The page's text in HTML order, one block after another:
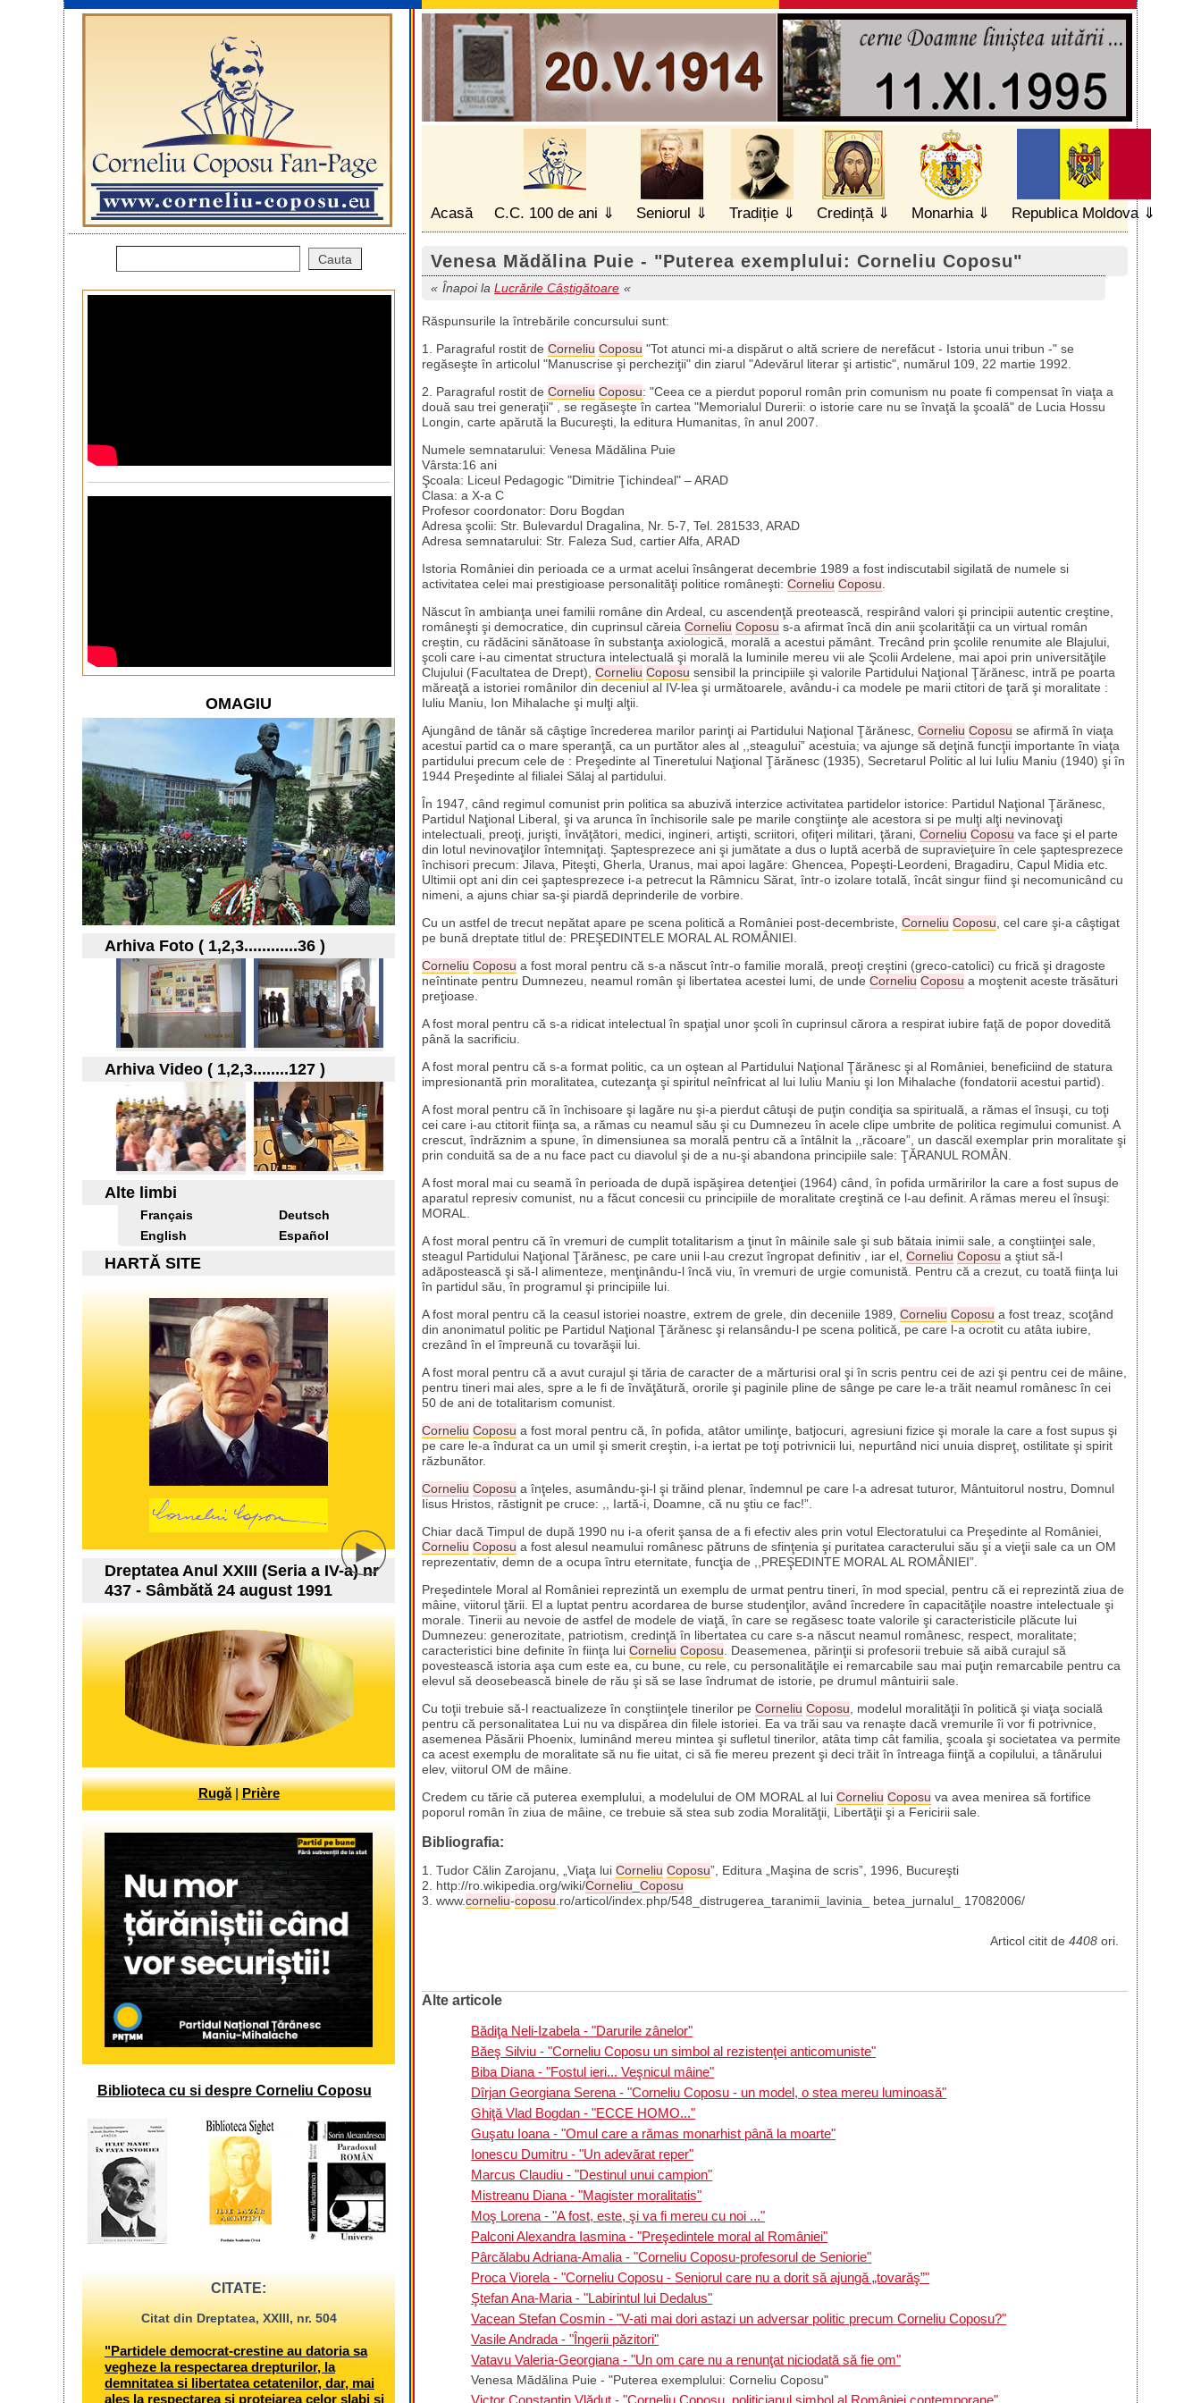
Acasă C.C. 100 de ani Seniorul Tradiție Credință Monarhia Republica Moldova
Venesa Mădălina Puie - "Puterea exemplului: Corneliu Coposu"
Înapoi la Lucrările Câștigătoare
Răspunsurile la întrebările concursului sunt:
1. Paragraful rostit de Corneliu Coposu "Tot atunci mi-a dispărut o altă scriere de nerefăcut - Istoria unui tribun -" se
regăseşte în articolul "Manuscrise şi percheziţii" din ziarul "Adevărul literar şi artistic", numărul 109, 22 martie 1992.
2. Paragraful rostit de Corneliu Coposu: "Ceea ce a pierdut poporul român prin comunism nu poate fi compensat în viaţa a
două sau trei generaţii" , se regăseşte în cartea "Memorialul Durerii: o istorie care nu se învaţă la şcoală" de Lucia Hossu
Longin, carte apărută la Bucureşti, la editura Humanitas, în anul 2007.
Numele semnatarului: Venesa Mădălina Puie
Vârsta:16 ani
Şcoala: Liceul Pedagogic "Dimitrie Ţichindeal" – ARAD
Clasa: a X-a C
Profesor coordonator: Doru Bogdan
Adresa şcolii: Str. Bulevardul Dragalina, Nr. 5-7, Tel. 281533, ARAD
Adresa semnatarului: Str. Faleza Sud, cartier Alfa, ARAD
Istoria României din perioada ce a urmat acelui însângerat decembrie 1989 a fost indiscutabil sigilată de numele si
activitatea celei mai prestigioase personalităţi politice româneşti: Corneliu Coposu
Născut în ambianţa unei familii române din Ardeal, cu ascendenţă preotească, respirând valori şi principii autentic creştine,
româneşti şi democratice, din cuprinsul căreia Corneliu Coposu s-a afirmat încă din anii şcolarităţii ca un virtual român
creştin, cu rădăcini sănătoase în substanţa axiologică, morală a acestui pământ. Trecând prin şcolile renumite ale Blajului,
şcoli care i-au cimentat structura intelectuală şi morală la luminile mereu vii ale Şcolii Ardelene, mai apoi prin universităţile
Clujului (Facultatea de Drept), Corneliu Coposu sensibil la principiile şi valorile Partidului Naţional Ţărănesc, intră pe poarta
măreaţă a istoriei românilor din deceniul al IV-lea şi următoarele, avându-i ca modele pe marii ctitori de ţară şi moralitate :
Iuliu Maniu, Ion Mihalache şi mulţi alţii.
Ajungând de tânăr să câştige încrederea marilor parinţi ai Partidului Naţional Ţărănesc, Corneliu Coposu se afirmă în viaţa
acestui partid ca o mare speranţă, ca un purtător ales al ,,steagului” acestuia; va ajunge să deţină funcţii importante în viaţa
partidului precum cele de : Preşedinte al Tineretului Naţional Ţărănesc (1935), Secretarul Politic al lui Iuliu Maniu (1940) şi în
1944 Preşedinte al filialei Sălaj al partidului.
În 1947, când regimul comunist prin politica sa abuzivă interzice activitatea partidelor istorice: Partidul Naţional Ţărănesc,
Partidul Naţional Liberal, şi va arunca în închisorile sale pe marile conştiinţe ale acestora si pe mulţi alţi nevinovaţi
intelectuali, preoţi, jurişti, învăţători, medici, ingineri, artişti, scriitori, ofiţeri militari, ţărani, Corneliu Coposu va face şi el parte
din lotul nevinovaţilor întemniţaţi. Şaptesprezece ani şi jumătate a dus o luptă acerbă de supravieţuire în cele şaptesprezece
închisori precum: Jilava, Piteşti, Gherla, Uranus, mai apoi lagăre: Ghencea, Popeşti-Leordeni, Bragadiru, Capul Midia etc.
Ultimii opt ani din cei şaptesprezece i-a petrecut la Râmnicu Sărat, într-o izolare totală, încât singur fiind şi necomunicând cu
nimeni, a ajuns chiar sa-şi piardă deprinderile de vorbire.
Cu un astfel de trecut nepătat apare pe scena politică a României post-decembriste, Corneliu Coposu , cel care şi-a câştigat
pe bună dreptate titlul de: PREŞEDINTELE MORAL AL ROMÂNIEI.
Corneliu Coposu a fost moral pentru că s-a născut într-o familie morală, preoţi creştini (greco-catolici) cu frică şi dragoste
neîntinate pentru Dumnezeu, neamul român şi libertatea acestei lumi, de unde Corneliu Coposu a moştenit aceste trăsături
preţioase.
A fost moral pentru că s-a ridicat intelectual în spaţial unor şcoli în cuprinsul cărora a respirat iubire faţă de popor dovedită
până la sacrificiu.
A fost moral pentru că s-a format politic, ca un oştean al Partidului Naţional Ţărănesc şi al României, beneficiind de statura
impresionantă prin moralitatea, cutezanţa şi spiritul neînfricat al lui Iuliu Maniu şi Ion Mihalache (fondatorii acestui partid).
A fost moral pentru că în închisoare şi lagăre nu şi-a pierdut câtuşi de puţin condiţia sa spirituală, a rămas el însuşi, cu toţi
cei care i-au ctitorit fiinţa sa, a rămas cu neamul său şi cu Dumnezeu în acele clipe umbrite de politica regimului comunist. A
crescut, îndrăznim a spune, în dimensiunea sa morală pentru că a întâlnit la ,,răcoare”, un dascăl exemplar prin moralitate şi
prin conduită sa de a nu face pact cu diavolul şi de a nu-şi abandona principiile sale: ŢĂRANUL ROMÂN.
A fost moral mai cu seamă în perioada de după ispăşirea detenţiei (1964) când, în pofida urmăririlor la care a fost supus de
aparatul represiv comunist, nu a făcut concesii cu principiile de moralitate creştină ce l-au definit. A rămas mereu el însuşi:
MORAL.
A fost moral pentru că în vremuri de cumplit totalitarism a ţinut în mâinile sale şi sub bătaia inimii sale, a conştiinţei sale,
steagul Partidului Naţional Ţărănesc, pe care unii l-au crezut îngropat definitiv , iar el, Corneliu Coposu a ştiut să-l
adăpostească şi să-l alimenteze, menţinându-l încă viu, în vremuri de urgie comunistă. Pentru că a crezut, cu toată fiinţa lui
în partidul său, în programul şi principiile lui.
A fost moral pentru că la ceasul istoriei noastre, extrem de grele, din deceniile 1989, Corneliu Coposu a fost treaz, scoţând
din anonimatul politic pe Partidul Naţional Ţărănesc şi relansându-l pe scena politică, pe care l-a ocrotit cu atâta iubire,
crezând în el împreună cu tovarăşii lui.
A fost moral pentru că a avut curajul şi tăria de caracter de a mărturisi oral şi în scris pentru cei de azi şi pentru cei de mâine,
pentru tineri mai ales, spre a le fi de învăţătură, ororile şi paginile pline de sânge pe care le-a trăit neamul românesc în cei
50 de ani de totalitarism comunist.
Corneliu Coposu a fost moral pentru că, în pofida, atâtor umilinţe, batjocuri, agresiuni fizice şi morale la care a fost supus şi
pe care le-a îndurat ca un umil şi smerit creştin, i-a iertat pe toţi potrivnicii lui, nepurtând nici unuia dispreţ, ostilitate şi spirit
răzbunător.
Corneliu Coposu a înţeles, asumându-şi-l şi trăind plenar, îndemnul pe care l-a adresat tuturor, Mântuitorul nostru, Domnul
Iisus Hristos, răstignit pe cruce: ,, Iartă-i, Doamne, că nu ştiu ce fac!”.
Chiar dacă Timpul de după 1990 nu i-a oferit şansa de a fi efectiv ales prin votul Electoratului ca Preşedinte al României,
Corneliu Coposu a fost alesul neamului românesc pătruns de sfinţenia şi puritatea caracterului său şi a vieţii sale ca un OM
reprezentativ, demn de a ocupa întru eternitate, funcţia de ,,PREŞEDINTE MORAL AL ROMÂNIEI”.
Preşedintele Moral al României reprezintă un exemplu de urmat pentru tineri, în mod special, pentru că ei reprezintă ziua de
mâine, viitorul ţării. El a luptat pentru acordarea de burse studenţilor, având încredere în capacităţile noastre intelectuale şi
morale. Tinerii au nevoie de astfel de modele de viaţă, în care se regăsesc toate valorile şi caracteristicile plăcute lui
Dumnezeu: generozitate, patriotism, credinţă în libertatea cu care s-a născut neamul românesc, respect, moralitate;
caracteristici bine definite în fiinţa lui Corneliu Coposu . Deasemenea, părinţii si profesorii trebuie să aibă curajul să
povestească istoria aşa cum este ea, cu bune, cu rele, cu personalităţile ei remarcabile sau mai puţin remarcabile pentru ca
elevul să deosebească binele de rău şi să se lase îndrumat de istorie, pe drumul mântuirii sale.
Cu toţii trebuie să-l reactualizeze în conştiinţele tinerilor pe Corneliu Coposu , modelul moralităţii în politică şi viaţa socială
pentru că personalitatea Lui nu va dispărea din filele istoriei. Ea va trăi sau va renaşte dacă vremurile îi vor fi potrivnice,
asemenea Păsării Phoenix, luminând mereu mintea şi sufletul tinerilor, atâta timp cât familia, şcoala şi societatea va permite
ca acest exemplu de moralitate să nu fie uitat, ci să fie mereu prezent şi deci trăit în întreaga fiinţă a copilului, a tânărului
elev, viitorul OM de mâine.
Credem cu tărie că puterea exemplului, a modelului de OM MORAL al lui Corneliu Coposu va avea menirea să fortifice
poporul român în ziua de mâine, ce trebuie să stea sub zodia Moralităţii, Libertăţii şi a Fericirii sale.
Bibliografia:
1. Tudor Călin Zarojanu, „Viaţa lui Corneliu Coposu”, Editura „Maşina de scris”, 1996, Bucureşti
2. http://ro.wikipedia.org/wiki/Corneliu Coposu
3. www.corneliu-coposu .ro/articol/index.php/548_distrugerea_taranimii_lavinia_ betea_jurnalul_ 17082006/
Articol citit de 4408 ori.
Alte articole
Bădiţa Neli-Izabela - "Darurile zânelor"
Băeş Silviu - "Corneliu Coposu un simbol al rezistenţei anticomuniste"
Biba Diana - "Fostul ieri... Veşnicul mâine"
Dîrjan Georgiana Serena - "Corneliu Coposu - un model, o stea mereu luminoasă"
Ghiţă Vlad Bogdan - "ECCE HOMO..."
Guşatu Ioana - "Omul care a rămas monarhist până la moarte"
Ionescu Dumitru - "Un adevărat reper"
Marcus Claudiu - "Destinul unui campion"
Mistreanu Diana - "Magister moralitatis"
Moş Lorena - "A fost, este, şi va fi mereu cu noi ..."
Palconi Alexandra Iasmina - "Preşedintele moral al României"
Pârcălabu Adriana-Amalia - "Corneliu Coposu-profesorul de Seniorie"
Proca Viorela - "Corneliu Coposu - Seniorul care nu a dorit să ajungă „tovarăş”"
Ştefan Ana-Maria - "Labirintul lui Dedalus"
Vacean Stefan Cosmin - "V-ati mai dori astazi un adversar politic precum Corneliu Coposu?"
Vasile Andrada - "Îngerii păzitori"
Vatavu Valeria-Georgiana - "Un om care nu a renunţat niciodată să fie om"
Venesa Mădălina Puie - "Puterea exemplului: Corneliu Coposu"
Victor Constantin Vlăduţ - "Corneliu Coposu, politicianul simbol al României contemporane"
OMAGIU
Arhiva Foto ( 1,2,3............36 )
Arhiva Video ( 1,2,3........127 )
Alte limbi
Français
Deutsch
English
Español
HARTĂ SITE
Dreptatea Anul XXIII (Seria a IV-a) nr
437 - Sâmbătă 24 august 1991
Rugă|Prière
Biblioteca cu si despre Corneliu Coposu
CITATE:
Citat din Dreptatea, XXIII, nr. 504
"Partidele democrat-crestine au datoria sa
vegheze la respectarea drepturilor, la
demnitatea si libertatea cetatenilor, dar, mai
ales la respectarea si protejarea celor slabi si